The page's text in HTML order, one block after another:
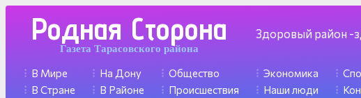
Родная Сторона
Газета Тарасовского района
Здоровый район -
В Мире
В Стране
На Дону
В Районе
Общество
Происшествия
Экономика
Наши люди